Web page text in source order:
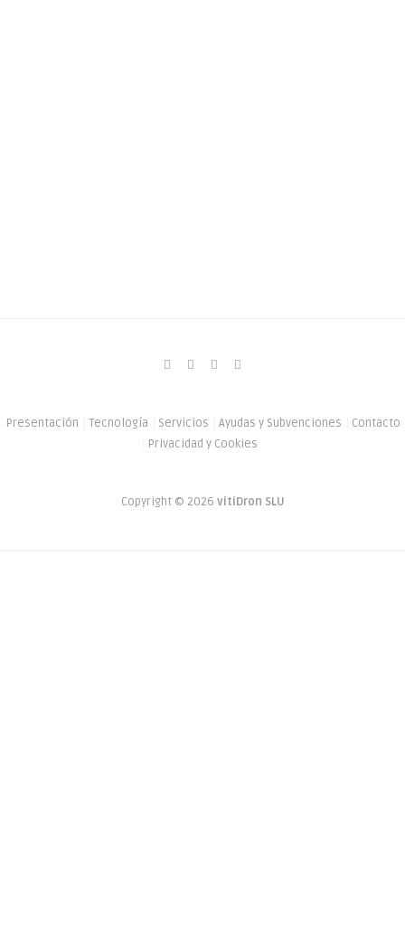
Presentación Tecnología Servicios Ayudas y Subvenciones
Contacto
Privacidad y Cookies
Copyright © 2026 vitiDron SLU